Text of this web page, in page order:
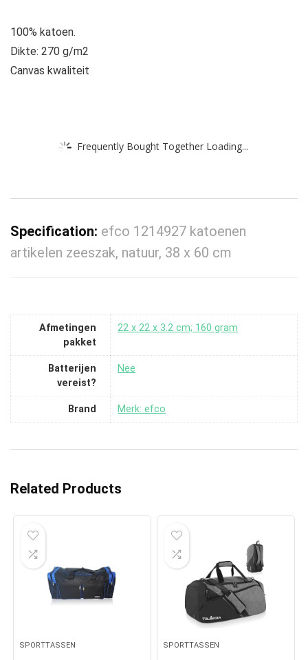
100% katoen.
Dikte: 270 g/m2
Canvas kwaliteit
Frequently Bought Together Loading...
Specification: efco 1214927 katoenen
artikelen zeeszak, natuur, 38 x 60 cm
Afmetingen
pakket
‎22 x 22 x 3.2 cm; 160 gram
Batterijen
vereist?
‎Nee
Brand Merk: efco
Related Products
SPORTTASSEN SPORTTASSEN